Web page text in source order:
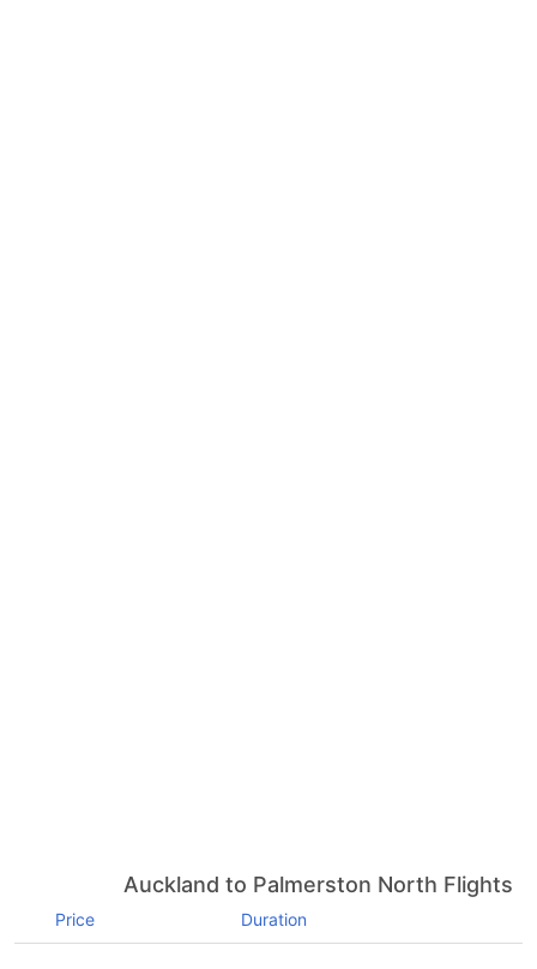
Auckland to Palmerston North Flights
Duration
Price